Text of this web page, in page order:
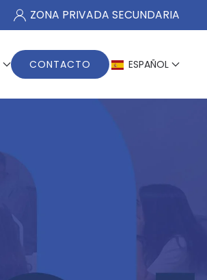
ZONA PRIVADA SECUNDARIA
CONTACTO ESPAÑOL